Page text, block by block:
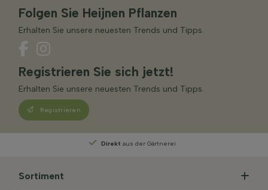
Folgen Sie Heijnen Pflanzen
Erhalten Sie unsere neuesten Trends und Tipps.
Registrieren Sie sich jetzt!
Erhalten Sie unsere neuesten Trends und Tipps.
Registrieren
Persönliche Beratung
Sortiment